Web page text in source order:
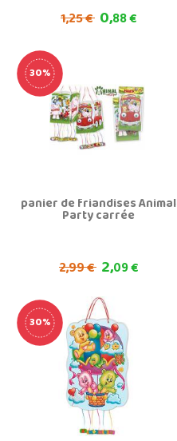
1,25 € 0,88 €
30%
panier de friandises Animal
Party carrée
2,99 € 2,09 €
30%